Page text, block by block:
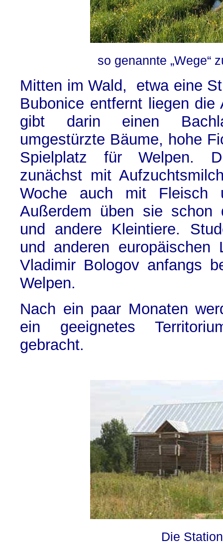
so genannte „Wege“
Mitten im Wald, etwa eine
Bubonice entfernt liegen die
gibt darin einen
umgestürzte Bäume, hohe
Spielplatz für Welpen.
zunächst mit
Woche auch mit Fleisch
Außerdem üben sie schon
und andere Kleintiere.
und anderen europäischen
Vladimir Bologov anfangs
Welpen.
Nach ein paar Monaten
ein geeignetes
gebracht.
Die Station